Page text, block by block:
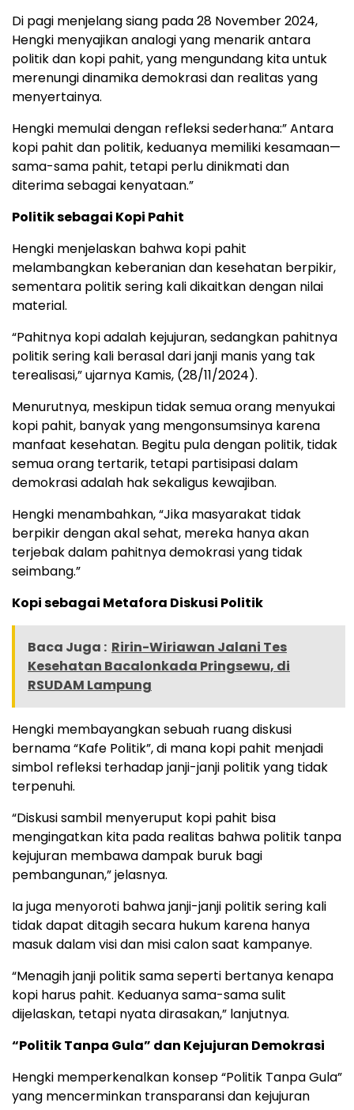
Di pagi menjelang siang pada 28 November 2024,
Hengki menyajikan analogi yang menarik antara
politik dan kopi pahit, yang mengundang kita untuk
merenungi dinamika demokrasi dan realitas yang
menyertainya.
Hengki memulai dengan refleksi sederhana:” Antara
kopi pahit dan politik, keduanya memiliki kesamaan—
sama-sama pahit, tetapi perlu dinikmati dan
diterima sebagai kenyataan.”
Politik sebagai Kopi Pahit
Hengki menjelaskan bahwa kopi pahit
melambangkan keberanian dan kesehatan berpikir,
sementara politik sering kali dikaitkan dengan nilai
material.
“Pahitnya kopi adalah kejujuran, sedangkan pahitnya
politik sering kali berasal dari janji manis yang tak
terealisasi,” ujarnya Kamis, (28/11/2024).
Menurutnya, meskipun tidak semua orang menyukai
kopi pahit, banyak yang mengonsumsinya karena
manfaat kesehatan. Begitu pula dengan politik, tidak
semua orang tertarik, tetapi partisipasi dalam
demokrasi adalah hak sekaligus kewajiban.
Hengki menambahkan, “Jika masyarakat tidak
berpikir dengan akal sehat, mereka hanya akan
terjebak dalam pahitnya demokrasi yang tidak
seimbang.”
Kopi sebagai Metafora Diskusi Politik
Baca Juga : Ririn-Wiriawan Jalani Tes
Kesehatan Bacalonkada Pringsewu, di
RSUDAM Lampung
Hengki membayangkan sebuah ruang diskusi
bernama “Kafe Politik”, di mana kopi pahit menjadi
simbol refleksi terhadap janji-janji politik yang tidak
terpenuhi.
“Diskusi sambil menyeruput kopi pahit bisa
mengingatkan kita pada realitas bahwa politik tanpa
kejujuran membawa dampak buruk bagi
pembangunan,” jelasnya.
Ia juga menyoroti bahwa janji-janji politik sering kali
tidak dapat ditagih secara hukum karena hanya
masuk dalam visi dan misi calon saat kampanye.
“Menagih janji politik sama seperti bertanya kenapa
kopi harus pahit. Keduanya sama-sama sulit
dijelaskan, tetapi nyata dirasakan,” lanjutnya.
“Politik Tanpa Gula” dan Kejujuran Demokrasi
Hengki memperkenalkan konsep “Politik Tanpa Gula”
yang mencerminkan transparansi dan kejujuran